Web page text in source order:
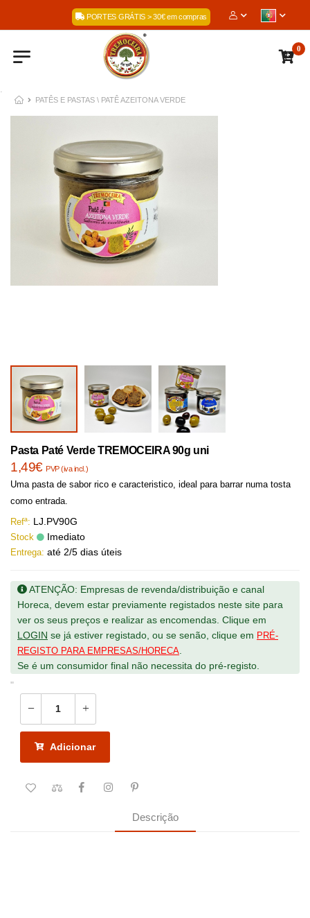
Bem-Vindos à nossa loja online: A
PORTES GRÁTIS > 30€ em compras
0
.
PATÊS E PASTAS \ PATÊ AZEITONA VERDE
Descrição
Pasta Paté Verde TREMOCEIRA 90g uni
1,49€PVP (iva incl.)
Uma pasta de sabor rico e caracteristico, ideal para barrar numa tosta
como entrada.
Refª: LJ.PV90G
Stock Imediato
Entrega: até 2/5 dias úteis
ATENÇÃO: Empresas de revenda/distribuição e canal
Horeca, devem estar previamente registados neste site para
ver os seus preços e realizar as encomendas. Clique em
LOGIN se já estiver registado, ou se senão, clique em PRÉ-
REGISTO PARA EMPRESAS/HORECA
Se é um consumidor final não necessita do pré-registo.
"
Adicionar